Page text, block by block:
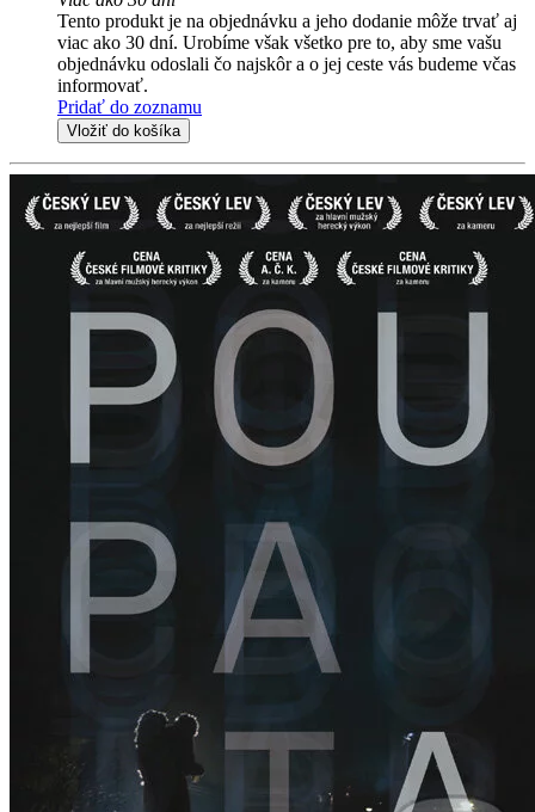
Tento produkt je na objednávku a jeho dodanie môže trvať aj
viac ako 30 dní. Urobíme však všetko pre to, aby sme vašu
objednávku odoslali čo najskôr a o jej ceste vás budeme včas
informovať.
Pridať do zoznamu
Vložiť do košíka